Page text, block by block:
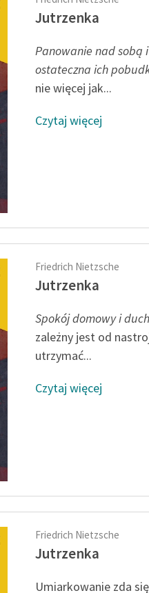
Jutrzenka
Panowanie nad sobą
ostateczna ich
nie więcej jak...
Czytaj więcej
Friedrich Nietzsche
Jutrzenka
Spokój domowy i
zależny jest od
utrzymać...
Czytaj więcej
Friedrich Nietzsche
Jutrzenka
Umiarkowanie zda